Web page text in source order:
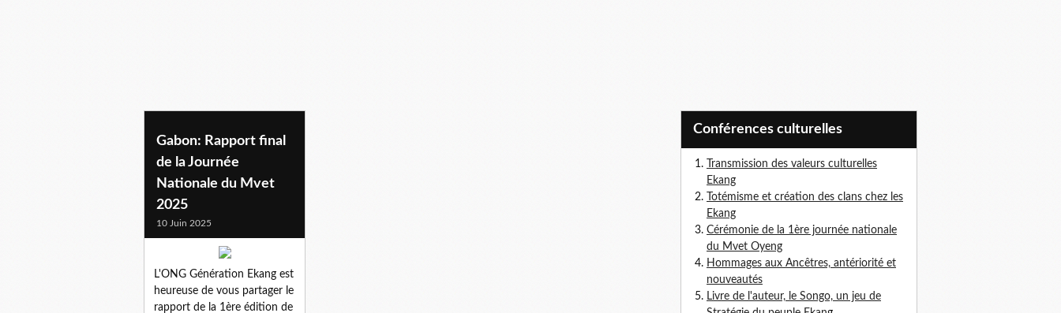
Gabon: Rapport final
de la Journée
Nationale du Mvet
2025
10 Juin 2025
L'ONG Génération Ekang est
heureuse de vous partager le
rapport de la 1ère édition de
Conférences culturelles
Transmission des valeurs culturelles
Ekang
Totémisme et création des clans chez les
Ekang
Cérémonie de la 1ère journée nationale
du Mvet Oyeng
Hommages aux Ancêtres, antériorité et
nouveautés
Livre de l'auteur, le Songo, un jeu de